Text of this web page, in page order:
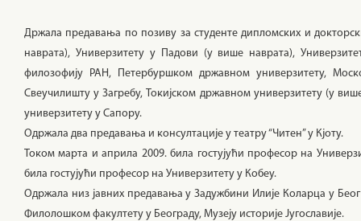
Држала предавања по позиву за студенте дипломских и
наврата), Универзитету у Падови (у више наврата),
филозофију РАН, Петербуршком државном универзитету,
Свеучилишту у Загребу, Токијском државном универзитету (у
универзитету у Сапору.
Одржала два предавања и консултације у театру “Читен” у Кјоту.
Током марта и априла 2009. била гостујући професор на
била гостујући професор на Универзитету у Кобеу.
Одржала низ јавних предавања у Задужбини Илије Коларца у
Филолошком факултету у Београду, Музеју историје Југославије.